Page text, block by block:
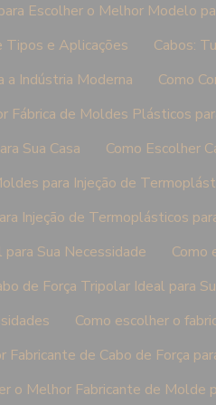
Escolher o Melhor Modelo
Tipos e Aplicações
Cabos:
a Indústria Moderna
Como
Fábrica de Moldes Plásticos
Sua Casa
Como Escolher
para Injeção de
Injeção de Termoplásticos
Sua Necessidade
Como
de Força Tripolar Ideal para
Como escolher o
Fabricante de Cabo de Força
o Melhor Fabricante de Molde